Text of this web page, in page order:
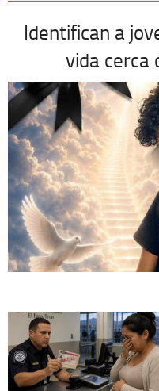
Identifican a
vida cerca